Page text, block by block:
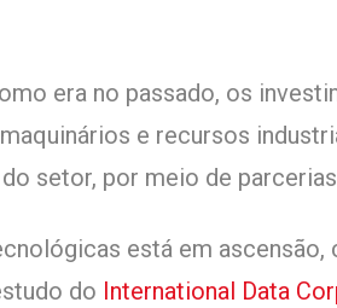
era no passado, os
e recursos
setor, por meio de
está em
do International Data